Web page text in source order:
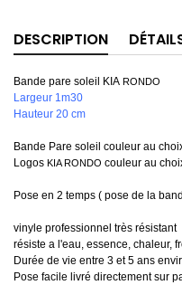
DESCRIPTION
Bande pare soleil KIA RONDO
Largeur 1m30
Hauteur 20 cm
Bande Pare soleil couleur au
Logos KIA RONDO couleur au
Pose en 2 temps ( pose de la
vinyle professionnel très résistant
résiste a l'eau, essence, chaleur,
Durée de vie entre 3 et 5 ans
Pose facile livré directement sur